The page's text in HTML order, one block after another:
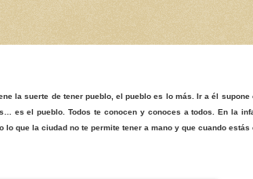
la suerte de tener pueblo, el pueblo es lo más. Ir a él
es el pueblo. Todos te conocen y conoces a todos. En la
que la ciudad no te permite tener a mano y que cuando estás